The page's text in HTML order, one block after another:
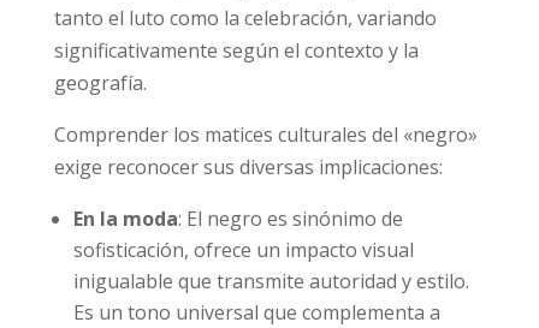
tanto el luto como la celebración, variando
significativamente según el contexto y la
geografía.
Comprender los matices culturales del «negro»
exige reconocer sus diversas implicaciones:
En la moda: El negro es sinónimo de
sofisticación, ofrece un impacto visual
inigualable que transmite autoridad y estilo.
Es un tono universal que complementa a